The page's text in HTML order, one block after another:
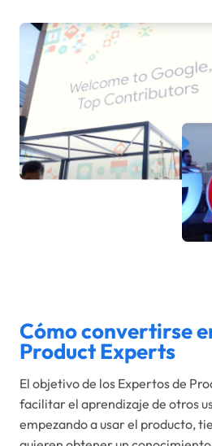
Cómo convertirse
Product Experts
El objetivo de los Expertos de
facilitar el aprendizaje de otros
empezando a usar el producto,